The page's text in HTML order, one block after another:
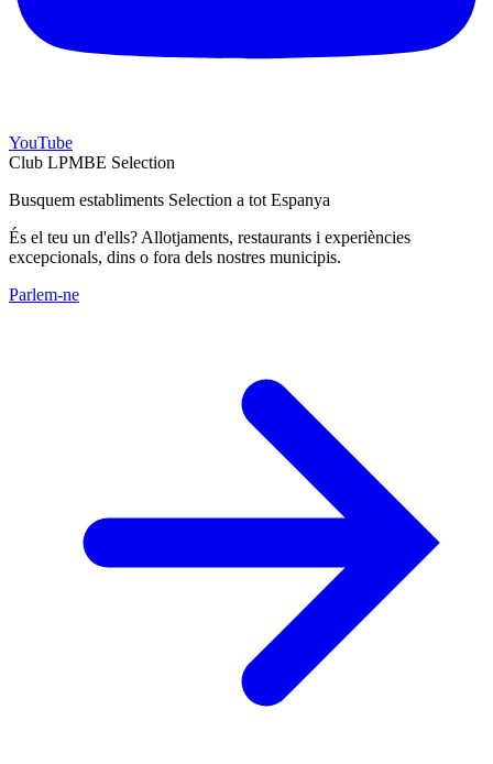
YouTube
Club LPMBE Selection
Busquem establiments Selection a tot Espanya
És el teu un d'ells? Allotjaments, restaurants i experiències
excepcionals, dins o fora dels nostres municipis.
Parlem-ne